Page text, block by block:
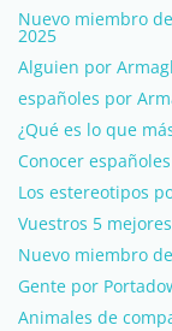
Nuevo miembro
2025
Alguien por
españoles por
¿Qué es lo que
Conocer
Los estereotipos
Vuestros 5
Nuevo miembro
Gente por
Animales de